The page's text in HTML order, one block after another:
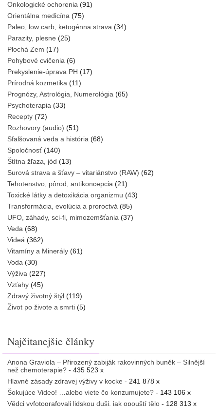
Onkologické ochorenia (91)
Orientálna medicína (75)
Paleo, low carb, ketogénna strava (34)
Parazity, plesne (25)
Plochá Zem (17)
Pohybové cvičenia (6)
Prekyslenie-úprava PH (17)
Prírodná kozmetika (11)
Prognózy, Astrológia, Numerológia (65)
Psychoterapia (33)
Recepty (72)
Rozhovory (audio) (51)
Sfalšovaná veda a história (68)
Spoločnosť(140)
Štítna žľaza, jód (13)
Surová strava a šťavy – vitariánstvo (RAW) (62)
Tehotenstvo, pôrod, antikoncepcia (21)
Toxické látky a detoxikácia organizmu (43)
Transformácia, evolúcia a proroctvá (85)
UFO, záhady, sci-fi, mimozemšťania (37)
Veda (68)
Videá (362)
Vitamíny a Minerály (61)
Voda (30)
Výživa (227)
Vzťahy (45)
Zdravý životný štýl (119)
Život po živote a smrti (5)
Najčitanejšie články
Anona Graviola – Přirozený zabiják rakovinných buněk – Silnější
než chemoterapie? - 435 523 x
Hlavné zásady zdravej výživy v kocke - 241 878 x
Šokujúce Video! …alebo viete čo konzumujete? - 143 106 x
Vědci vyfotografovali lidskou duši, jak opouští tělo - 128 313 x